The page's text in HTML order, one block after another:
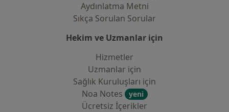
Aydınlatma Metni
Sıkça Sorulan Sorular
Hekim ve Uzmanlar için
Hizmetler
Uzmanlar için
Sağlık Kuruluşları için
Noa Notes
yeni
Ücretsiz İçerikler